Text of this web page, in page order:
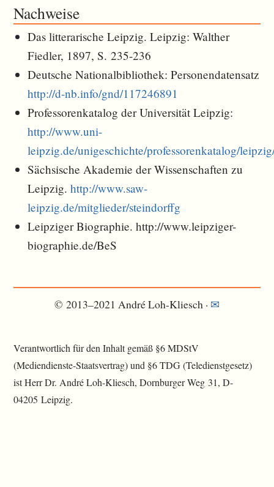
Nachweise
Das litterarische Leipzig. Leipzig: Walther
Fiedler, 1897, S. 235-236
Deutsche Nationalbibliothek: Personendatensatz
http://d-nb.info/gnd/117246891
Professorenkatalog der Universität Leipzig:
http://www.uni-
leipzig.de/unigeschichte/professorenkatalog/
Sächsische Akademie der Wissenschaften zu
Leipzig.http://www.saw-
leipzig.de/mitglieder/steindorffg
Leipziger Biographie. http://www.leipziger-
biographie.de/BeS
© 2013–2021 André Loh-Kliesch · ✉︎
Verantwortlich für den Inhalt gemäß §6 MDStV
(Mediendienste-Staatsvertrag) und §6 TDG (Teledienstgesetz)
ist Herr Dr. André Loh-Kliesch, Dornburger Weg 31, D-
04205 Leipzig.